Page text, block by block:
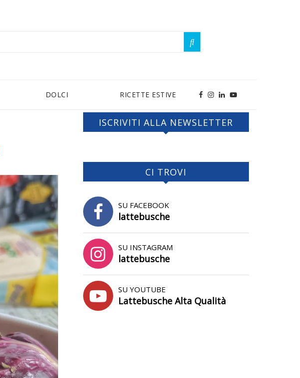
DOLCI RICETTE ESTIVE
ISCRIVITI ALLA NEWSLETTER
CI TROVI
SU FACEBOOK
lattebusche
SU INSTAGRAM
lattebusche
SU YOUTUBE
Lattebusche Alta Qualità